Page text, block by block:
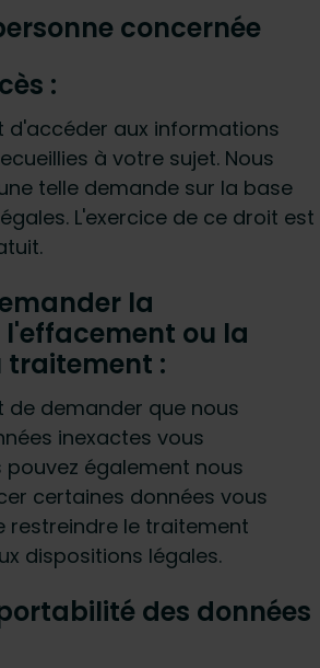
concernée
:
d'accéder aux informations
à votre sujet. Nous
telle demande sur la base
L'exercice de ce droit est
la
ou la
:
de demander que nous
inexactes vous
pouvez également nous
certaines données vous
restreindre le traitement
dispositions légales.
des données